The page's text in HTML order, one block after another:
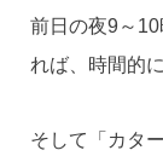
前日の夜9～
れば、時間的
そして「カタ